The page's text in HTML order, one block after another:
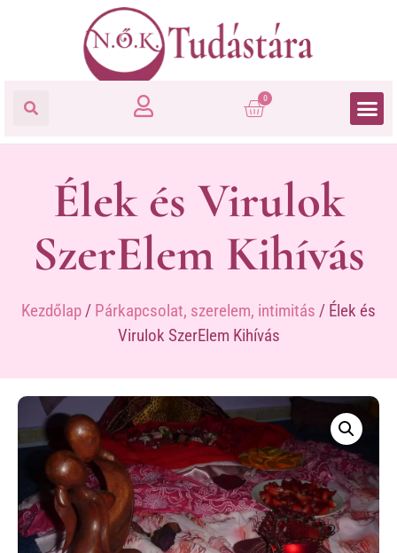
0
Élek és Virulok
SzerElem Kihívás
Kezdőlap/ Párkapcsolat, szerelem, intimitás / Élek és
Virulok SzerElem Kihívás